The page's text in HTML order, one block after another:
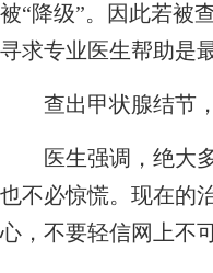
被“降级”。因此若被
寻求专业医生帮助是
查出甲状腺结节
医生强调，绝大多
也不必惊慌。现在的
心，不要轻信网上不